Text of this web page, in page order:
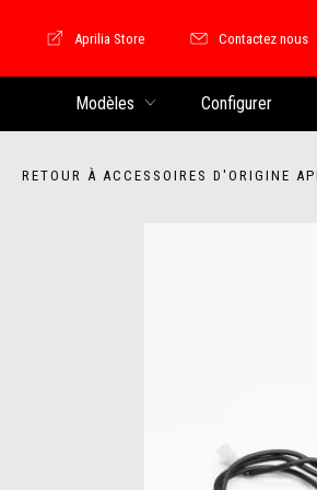
Store Motoguzzi
Aprilia Store Contactez nous
Modèles Configurer
RETOUR À ACCESSOIRES D'ORIGINE